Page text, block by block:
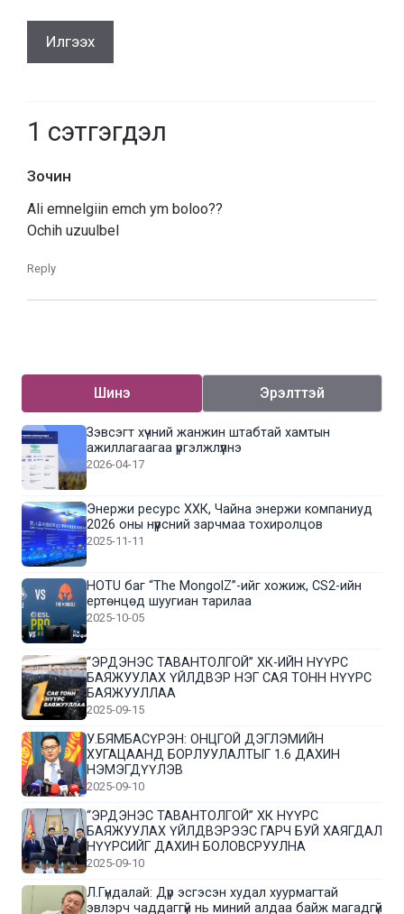
1 сэтгэгдэл
Зочин
Ali emnelgiin emch ym boloo??
Ochih uzuulbel
Reply
Шинэ Эрэлттэй
Зэвсэгт хүчний жанжин штабтай хамтын
ажиллагаагаа үргэлжлүүлнэ
2026-04-17
Энержи ресурс ХХК, Чайна энержи компаниуд
2026 оны нүүрсний зарчмаа тохиролцов
2025-11-11
HOTU баг “The MongolZ”-ийг хожиж, CS2-ийн
ертөнцөд шуугиан тарилаа
2025-10-05
“ЭРДЭНЭС ТАВАНТОЛГОЙ” ХК-ИЙН НҮҮРС
БАЯЖУУЛАХ ҮЙЛДВЭР НЭГ САЯ ТОНН НҮҮРС
БАЯЖУУЛЛАА
2025-09-15
У.БЯМБАСҮРЭН: ОНЦГОЙ ДЭГЛЭМИЙН
ХУГАЦААНД БОРЛУУЛАЛТЫГ 1.6 ДАХИН
НЭМЭГДҮҮЛЭВ
2025-09-10
“ЭРДЭНЭС ТАВАНТОЛГОЙ” ХК НҮҮРС
БАЯЖУУЛАХ ҮЙЛДВЭРЭЭС ГАРЧ БУЙ ХАЯГДАЛ
НҮҮРСИЙГ ДАХИН БОЛОВСРУУЛНА
2025-09-10
Л.Гүндалай: Дүр эсгэсэн худал хуурмагтай
эвлэрч чаддаггүй нь миний алдаа байж магадгүй